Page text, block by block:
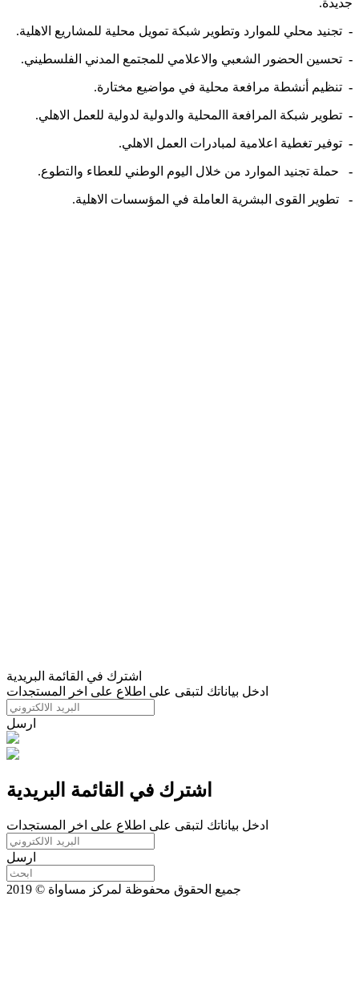
- تجنيد محلي للموارد وتطوير شبكة تمويل محلية للمشاريع الاهلية.
- تحسين الحضور الشعبي والاعلامي للمجتمع المدني الفلسطيني.
- تنظيم أنشطة مرافعة محلية في مواضيع مختارة.
- تطوير شبكة المرافعة االمحلية والدولية لدولية للعمل الاهلي.
- توفير تغطية اعلامية لمبادرات العمل الاهلي.
- حملة تجنيد الموارد من خلال اليوم الوطني للعطاء والتطوع.
- تطوير القوى البشرية العاملة في المؤسسات الاهلية.
اشترك في القائمة البريدية
ادخل بياناتك لتبقى على اطلاع على اخر المستجدات
ارسل
اشترك في القائمة البريدية
ادخل بياناتك لتبقى على اطلاع على اخر المستجدات
ارسل
جميع الحقوق محفوظة لمركز مساواة © 2019